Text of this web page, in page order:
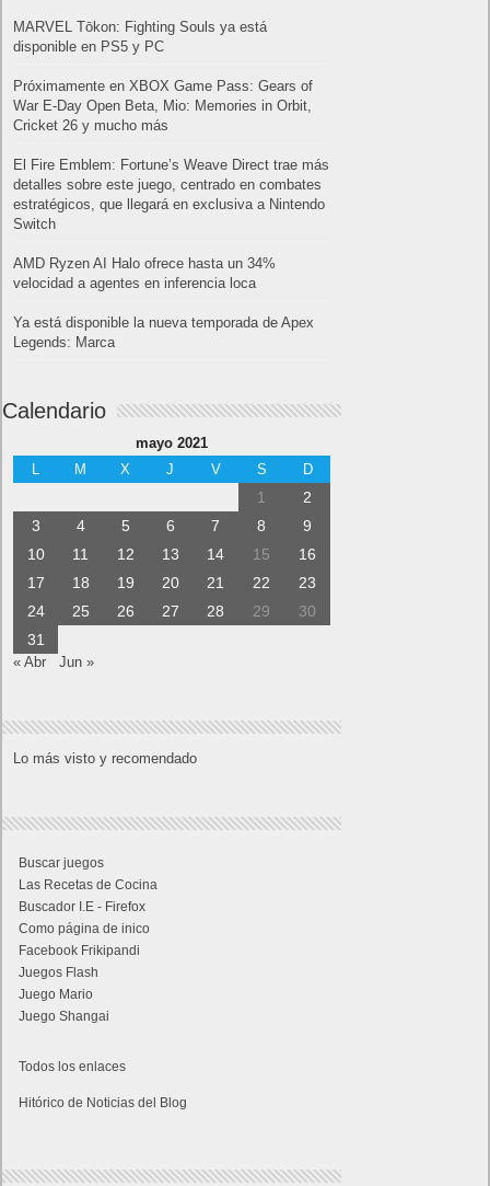
MARVEL Tōkon: Fighting Souls ya está
disponible en PS5 y PC
Próximamente en XBOX Game Pass: Gears of
War E-Day Open Beta, Mio: Memories in Orbit,
Cricket 26 y mucho más
El Fire Emblem: Fortune’s Weave Direct trae más
detalles sobre este juego, centrado en combates
estratégicos, que llegará en exclusiva a Nintendo
Switch
AMD Ryzen AI Halo ofrece hasta un 34%
velocidad a agentes en inferencia loca
Ya está disponible la nueva temporada de Apex
Legends: Marca
Calendario
mayo 2021
M X J V S D
1
2
3
4 5 6 7 8
9
10
11 12 13 14 15
16
17
18 19 20 21 22
23
24
25 26 27 28 29
30
31
« Abr Jun »
Lo más visto y recomendado
Buscar juegos
Las Recetas de Cocina
Buscador I.E - Firefox
Como página de inico
Facebook Frikipandi
Juegos Flash
Juego Mario
Juego Shangai
Todos los enlaces
Hitórico de Noticias del Blog